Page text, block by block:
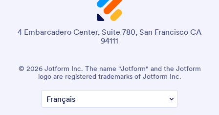
4 Embarcadero Center, Suite 780, San Francisco CA
94111
© 2026 Jotform Inc. The name "Jotform" and the Jotform
logo are registered trademarks of Jotform Inc.